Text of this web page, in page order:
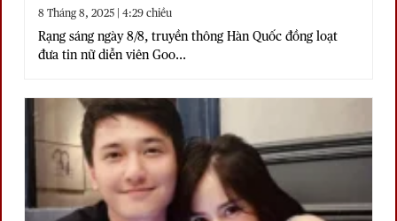
8 Tháng 8, 2025 | 4:29 chiều
Rạng sáng ngày 8/8, truyền thông Hàn Quốc đồng loạt
đưa tin nữ diễn viên Goo...